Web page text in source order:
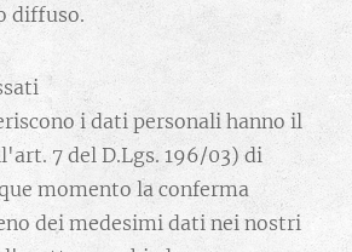
diffuso.
i dati personali hanno il
7 del D.Lgs. 196/03) di
momento la conferma
dei medesimi dati nei nostri